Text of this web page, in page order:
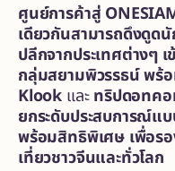
ศูนย์การค้าสู่
เดียวกันสามารถดึงดูด
ปลีกจากประเทศต่างๆ
กลุ่มสยามพิวรรธน์ พร้
Klook และทริปดอทค
ยกระดับประสบการณ์แ
พร้อมสิทธิพิเศษ เพื่อร
เที่ยวชาวจีนและทั่วโลก